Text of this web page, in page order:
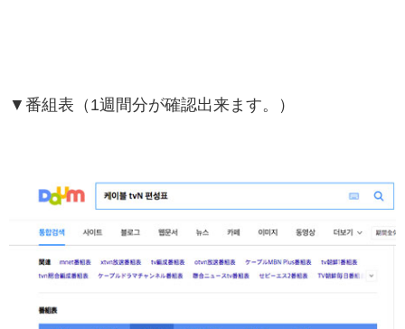
▼番組表（1週間分が確認出来ます。）